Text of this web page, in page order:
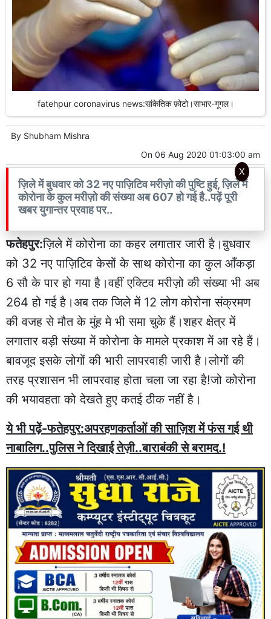
fatehpur coronavirus news:सांकेतिक फ़ोटो।साभार-गूगल।
By Shubham Mishra
On 06 Aug 2020 01:03:00 am
ज़िले में बुधवार को 32 नए पाज़िटिव मरीज़ो की पुष्टि हुई, ज़िले में
कोरोना के कुल मरीज़ो की संख्या अब 607 हो गई है..पढ़ें पूरी
खबर युगान्तर प्रवाह पर..
फतेहपुर:ज़िले में कोरोना का कहर लगातार जारी है।बुधवार
को 32 नए पाज़िटिव केसों के साथ कोरोना का कुल आँकड़ा
6 सौ के पार हो गया है।वहीं एक्टिव मरीज़ो की संख्या भी अब
264 हो गई है।अब तक जिले में 12 लोग कोरोना संक्रमण
की वजह से मौत के मुंह मे भी समा चुके हैं।शहर क्षेत्र में
लगातार बड़ी संख्या में कोरोना के मामले प्रकाश में आ रहे हैं।
बावजूद इसके लोगों की भारी लापरवाही जारी है।लोगों की
तरह प्रशासन भी लापरवाह होता चला जा रहा है!जो कोरोना
की भयावहता को देखते हुए कतई ठीक नहीं है।
ये भी पढ़ें-फतेहपुर:अपरहणकर्ताओं की साज़िश में फंस गई थी
नाबालिग..पुलिस ने दिखाई तेज़ी..बाराबंकी से बरामद.!
X